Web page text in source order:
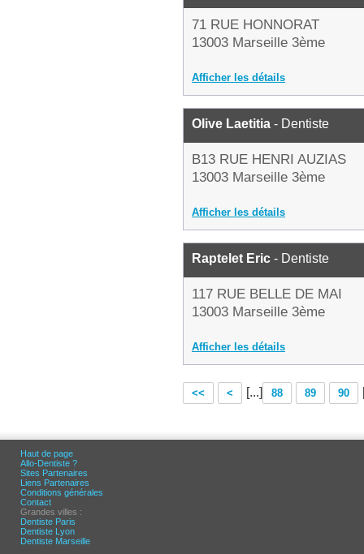
71 RUE HONNORAT
13003 Marseille 3ème
Afficher les détails
Olive Laetitia - Dentiste
B13 RUE HENRI AUZIAS
13003 Marseille 3ème
Afficher les détails
Raptelet Eric - Dentiste
117 RUE BELLE DE MAI
13003 Marseille 3ème
Afficher les détails
<< < [...] 88 89 90
Haut de page
Allo-Dentiste ?
Sites Partenaires
Liens Partenaires
Conditions générales
Contact
Grandes villes :
Dentiste Paris
Dentiste Lyon
Dentiste Marseille